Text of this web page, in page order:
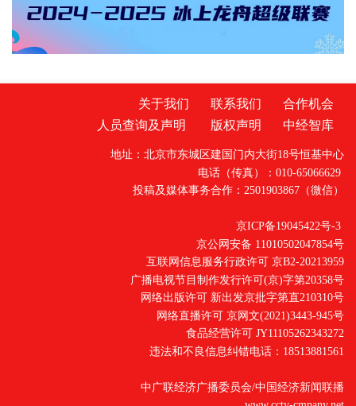
措，全方位筑牢安保防线。这个端午假期，武
汉铁路公安处各站派出所结合客流到发情况，
全面强化站内外安全监管，提升站区安全等
关于我们 联系我们
合作机会
人员查询及声明
版权声明 中经智库
地址：北京市东城区建国门内大街18号恒基中心
电话（传真）：010-65066629
投稿及媒体事务合作：2501903867（微信）
京ICP备19045422号-3
京公网安备 11010502047854号
互联网信息服务行政许可 京B2-20213959
广播电视节目制作发行许可(京)字第20358号
网络出版许可 新出发京批字第直210310号
网络直播许可 京网文(2021)3443-945号
食品经营许可 JY11105262343272
违法和不良信息纠错电话：18513881561
中广联经济广播委员会/中国经济新闻联播